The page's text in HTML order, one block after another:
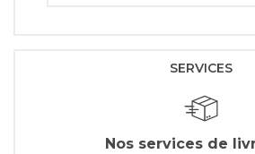
SERVICES
Nos services de